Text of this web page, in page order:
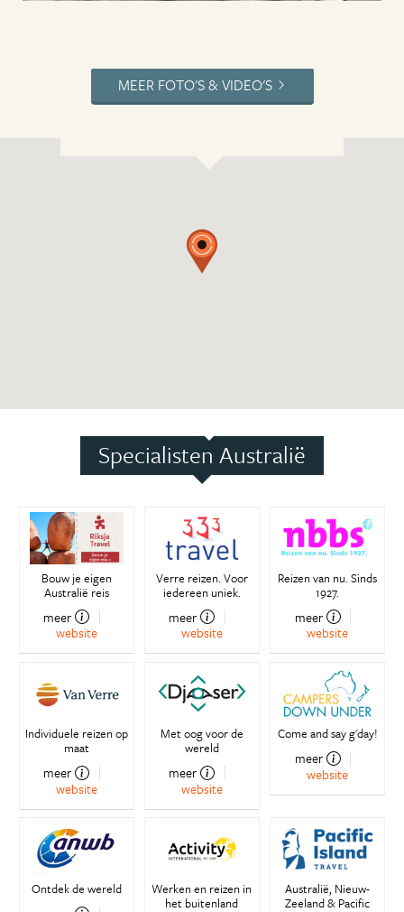
MEER FOTO'S & VIDEO'S
Specialisten Australië
Bouw je eigen
Australië reis
meer
website
Verre reizen. Voor
iedereen uniek.
meer
website
Reizen van nu. Sinds
1927.
meer
website
Individuele reizen op
maat
meer
website
Met oog voor de
wereld
meer
website
Come and say g'day!
meer
website
Ontdek de wereld
Werken en reizen in
het buitenland
Australië, Nieuw-
Zeeland & Pacific